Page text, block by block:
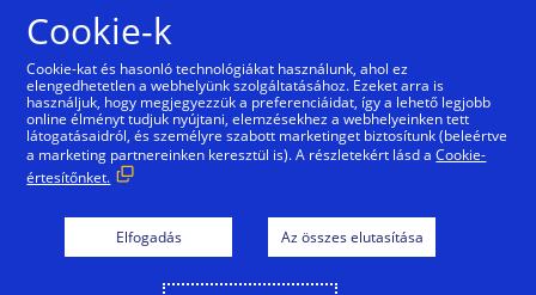
Cookie-k
Cookie-kat és hasonló technológiákat használunk, ahol ez
elengedhetetlen a webhelyünk szolgáltatásához. Ezeket arra is
használjuk, hogy megjegyezzük a preferenciáidat, így a lehető legjobb
online élményt tudjuk nyújtani, elemzésekhez a webhelyeinken tett
látogatásaidról, és személyre szabott marketinget biztosítunk (beleértve
a marketing partnereinken keresztül is). A részletekért lásd aCookie-
értesítőnket.
Elfogadás Az összes elutasítása